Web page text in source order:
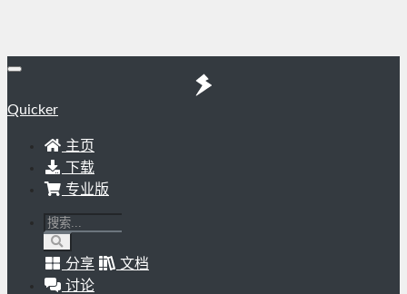
Quicker
主页
下载
专业版
分享
文档
讨论